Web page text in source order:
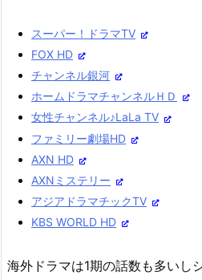
スーパー！ドラマTV
FOX HD
チャンネル銀河
ホームドラマチャンネルＨＤ
女性チャンネル♪LaLa TV
ファミリー劇場HD
AXN HD
AXNミステリー
アジアドラマチックTV
KBS WORLD HD
海外ドラマは1期の話数も多いし